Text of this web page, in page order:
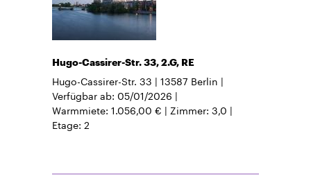
Hugo-Cassirer-Str. 33, 2.G, RE
Hugo-Cassirer-Str. 33 13587 Berlin
Verfügbar ab 05/01/2026
Warmmiete 1.056,00 € Zimmer 3,0
Etage 2